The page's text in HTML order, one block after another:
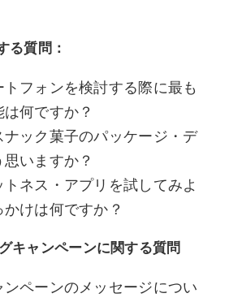
る質問：
フォンを検討する際に最も
何ですか？
ナック菓子のパッケージ・デ
いますか？
ネス・アプリを試してみよ
けは何ですか？
キャンペーンに関する質問
ンペーンのメッセージについ